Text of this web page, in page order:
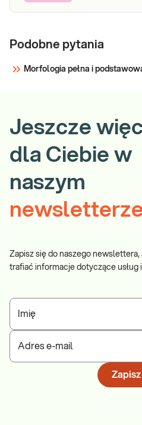
Podobne pytania
Morfologia pełna i
Jeszcze
dla Ciebie w
naszym
Zapisz się do naszego newslettera,
trafiać informacje dotyczące usług
Imię
Adres e-mail
Zapisz